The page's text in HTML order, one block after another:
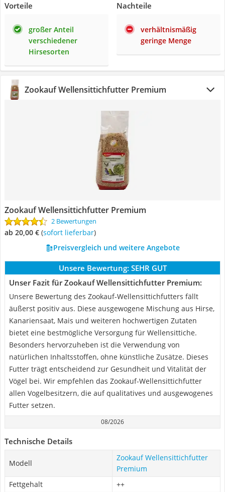
Vorteile
großer Anteil
verschiedener
Hirsesorten
Nachteile
verhältnismäßig
geringe Menge
Zookauf Wellensittichfutter Premium
Zookauf Wellensittichfutter Premium
2 Bewertungen
ab 20,00 € ( Sofort lieferbar)
Preisvergleich und weitere Angebote
Unsere Bewertung: SEHR GUT
Unser Fazit für Zookauf Wellensittichfutter Premium:
Unsere Bewertung des Zookauf-Wellensittichfutters fällt
äußerst positiv aus. Diese ausgewogene Mischung aus Hirse,
Kanariensaat, Mais und weiteren hochwertigen Zutaten
bietet eine bestmögliche Versorgung für Wellensittiche.
Besonders hervorzuheben ist die Verwendung von
natürlichen Inhaltsstoffen, ohne künstliche Zusätze. Dieses
Futter trägt entscheidend zur Gesundheit und Vitalität der
Vögel bei. Wir empfehlen das Zookauf-Wellensittichfutter
allen Vogelbesitzern, die auf qualitatives und ausgewogenes
Futter setzen.
08/2026
Technische Details
Modell
Zookauf Wellensittichfutter
Premium
Fettgehalt
++